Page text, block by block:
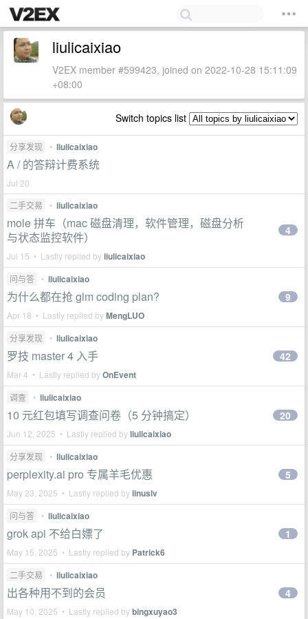
liulicaixiao
V2EX member #599423, joined on 2022-10-28 15:11:09
+08:00
Switch topics list
分享发现 • liulicaixiao
A / 的答辩计费系统
Jul 20
二手交易
• liulicaixiao
mole 拼车（mac 磁盘清理，软件管理，磁盘分析
与状态监控软件）
Jul 15 • Lastly replied byliulicaixiao
4
问与答 • liulicaixiao
为什么都在抢 glm coding plan?
Apr 18 • Lastly replied byMengLUO
9
分享发现 • liulicaixiao
罗技 master 4 入手
Mar 4 • Lastly replied byOnEvent
42
调查 • liulicaixiao
10 元红包填写调查问卷（5 分钟搞定）
Jun 12, 2025 • Lastly replied byliulicaixiao
20
分享发现 • liulicaixiao
perplexity.ai pro 专属羊毛优惠
May 23, 2025 • Lastly replied bylinuslv
5
问与答 • liulicaixiao
grok api 不给白嫖了
May 15, 2025 • Lastly replied by Patrick6
1
二手交易 • liulicaixiao
出各种用不到的会员
May 10, 2025 • Lastly replied bybingxuyao3
4